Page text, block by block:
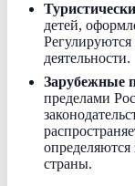
детей,
Регулируются
деятельности.
Зарубежные
пределами
страны.